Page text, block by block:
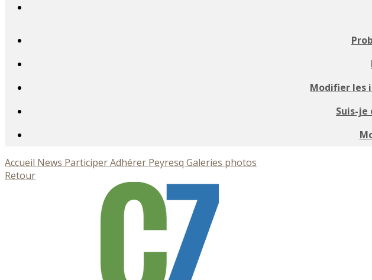
Modifier les
Suis-je
Accueil News ParticiperAdhérer Peyresq Galeries photos
Retour